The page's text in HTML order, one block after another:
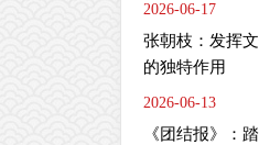
2026-06-17
张朝枝：发挥
的独特作用
2026-06-13
《团结报》：